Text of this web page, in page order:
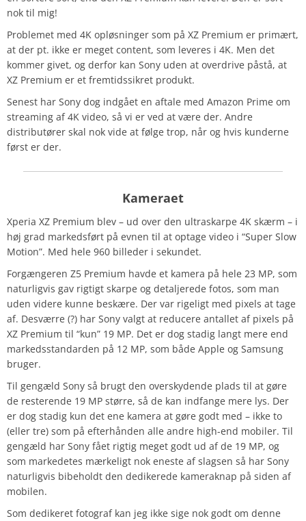
nok til mig!
Problemet med 4K opløsninger som på XZ Premium er primært,
at der pt. ikke er meget content, som leveres i 4K. Men det
kommer givet, og derfor kan Sony uden at overdrive påstå, at
XZ Premium er et fremtidssikret produkt.
Senest har Sony dog indgået en aftale med Amazon Prime om
streaming af 4K video, så vi er ved at være der. Andre
distributører skal nok vide at følge trop, når og hvis kunderne
først er der.
Kameraet
Xperia XZ Premium blev – ud over den ultraskarpe 4K skærm – i
høj grad markedsført på evnen til at optage video i “Super Slow
Motion”. Med hele 960 billeder i sekundet.
Forgængeren Z5 Premium havde et kamera på hele 23 MP, som
naturligvis gav rigtigt skarpe og detaljerede fotos, som man
uden videre kunne beskære. Der var rigeligt med pixels at tage
af. Desværre (?) har Sony valgt at reducere antallet af pixels på
XZ Premium til “kun” 19 MP. Det er dog stadig langt mere end
markedsstandarden på 12 MP, som både Apple og Samsung
bruger.
Til gengæld Sony så brugt den overskydende plads til at gøre
de resterende 19 MP større, så de kan indfange mere lys. Der
er dog stadig kun det ene kamera at gøre godt med – ikke to
(eller tre) som på efterhånden alle andre high-end mobiler. Til
gengæld har Sony fået rigtig meget godt ud af de 19 MP, og
som markedetes mærkeligt nok eneste af slagsen så har Sony
naturligvis bibeholdt den dedikerede kameraknap på siden af
mobilen.
Som dedikeret fotograf kan jeg ikke sige nok godt om denne